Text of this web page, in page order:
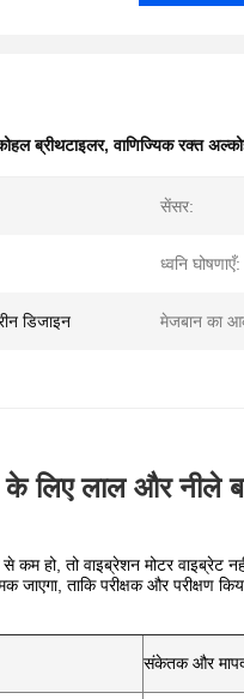
ब्रीथटाइलर,वाणिज्यिक रक्त
सेंसर:
ध्वनि घोषणाएँ:
डिजाइन मेजबान का
के लिए लाल और
से कम हो, तो वाइब्रेशन मोटर
ताकि परीक्षक और परीक्षण किया
संकेतक और